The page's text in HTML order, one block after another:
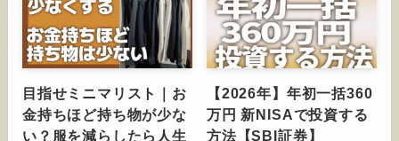
目指せミニマリスト｜お
金持ちほど持ち物が少な
い？服を減らしたら人生
【2026年】年初一括360
万円 新NISAで投資する
方法【SBI証券】